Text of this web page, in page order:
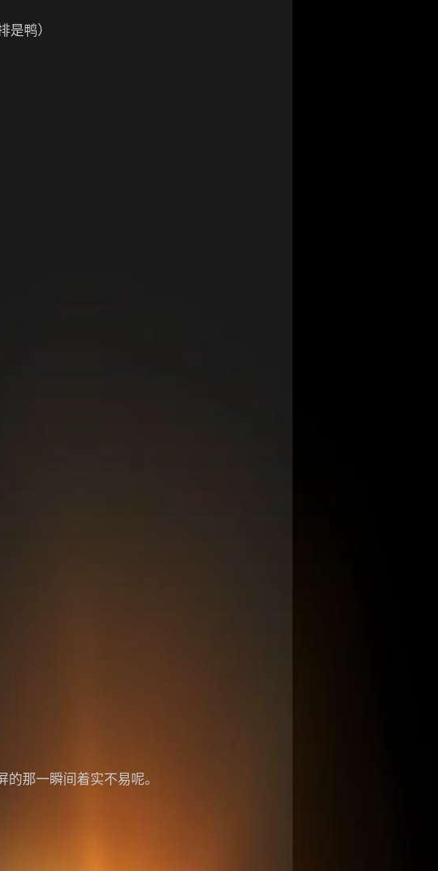
是鸭）
那一瞬间着实不易呢。